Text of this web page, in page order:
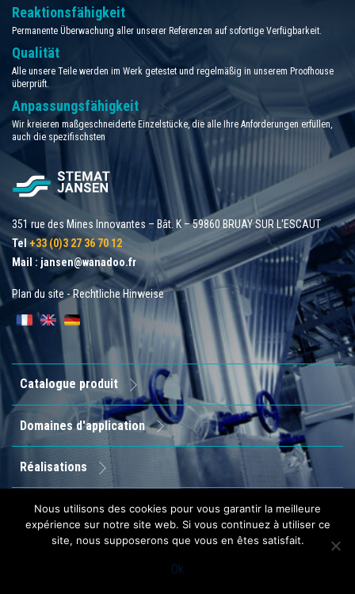
Reaktionsfähigkeit
Permanente Überwachung aller unserer Referenzen auf sofortige Verfügbarkeit.
Qualität
Alle unsere Teile werden im Werk getestet und regelmäßig in unserem Proofhouse
überprüft.
Anpassungsfähigkeit
Wir kreieren maßgeschneiderte Einzelstücke, die alle Ihre Anforderungen erfüllen,
auch die spezifischsten
351 rue des Mines Innovantes – Bât. K – 59860 BRUAY SUR L'ESCAUT
Tel +33 (0)3 27 36 70 12
Mail : jansen@wanadoo.fr
Plan du site -Rechtliche Hinweise
Catalogue produit
Domaines d'application
Réalisations
Entreprise
Contact
Nous utilisons des cookies pour vous garantir la meilleure
expérience sur notre site web. Si vous continuez à utiliser ce
site, nous supposerons que vous en êtes satisfait.
Ok